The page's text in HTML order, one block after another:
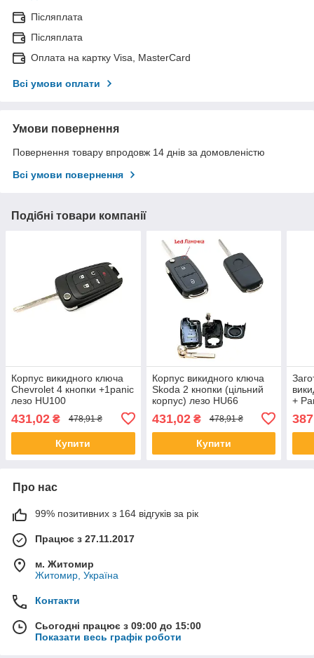
Післяплата
Післяплата
Оплата на картку Visa, MasterCard
Всі умови оплати
Умови повернення
Повернення товару впродовж 14 днів за домовленістю
Всі умови повернення
Подібні товари компанії
Корпус викидного ключа
Chevrolet 4 кнопки +1panic
лезо HU100
431,02 ₴ 478,91 ₴
Купити
Корпус викидного ключа
Skoda 2 кнопки (цільний
корпус) лезо HU66
431,02₴ 478,91 ₴
Купити
+
Про нас
99% позитивних з 164 відгуків за рік
Працює з 27.11.2017
м. Житомир
Житомир, Україна
Контакти
Сьогодні працює з 09:00 до 15:00
Показати весь графік роботи